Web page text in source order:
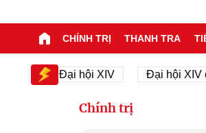
CHÍNH TRỊ THANH TRA
Đại hội XIV Đại hội XIV của
Chính trị